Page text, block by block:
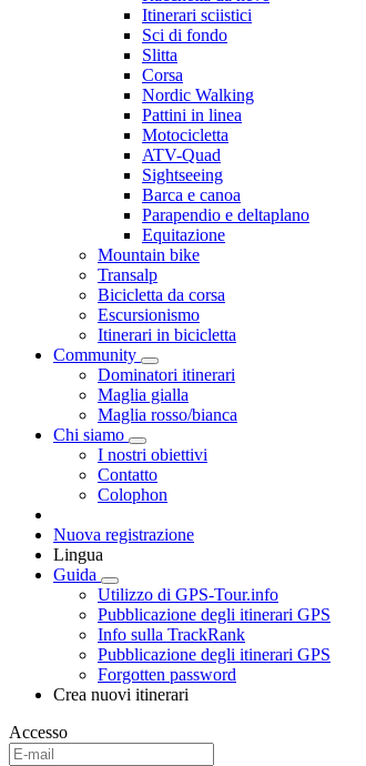
Itinerari sciistici
Sci di fondo
Slitta
Corsa
Nordic Walking
Pattini in linea
Motocicletta
ATV-Quad
Sightseeing
Barca e canoa
Parapendio e deltaplano
Equitazione
Mountain bike
Transalp
Bicicletta da corsa
Escursionismo
Itinerari in bicicletta
Community
Dominatori itinerari
Maglia gialla
Maglia rosso/bianca
Chi siamo
I nostri obiettivi
Contatto
Colophon
Nuova registrazione
Lingua
Guida
Utilizzo di GPS-Tour.info
Pubblicazione degli itinerari GPS
Info sulla TrackRank
Pubblicazione degli itinerari GPS
Forgotten password
Crea nuovi itinerari
Accesso